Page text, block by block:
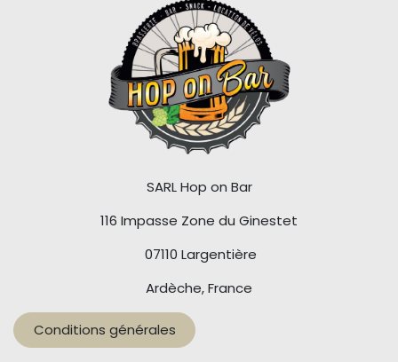
SARL Hop on Bar
116 Impasse Zone du Ginestet
07110 Largentière
Ardèche, France
Conditions générales